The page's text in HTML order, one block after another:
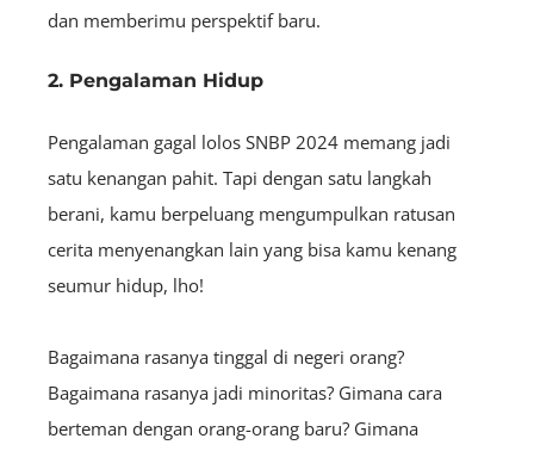
dan memberimu perspektif baru.
2. Pengalaman Hidup
Pengalaman gagal lolos SNBP 2024 memang jadi
satu kenangan pahit. Tapi dengan satu langkah
berani, kamu berpeluang mengumpulkan ratusan
cerita menyenangkan lain yang bisa kamu kenang
seumur hidup, lho!
Bagaimana rasanya tinggal di negeri orang?
Bagaimana rasanya jadi minoritas? Gimana cara
berteman dengan orang-orang baru? Gimana